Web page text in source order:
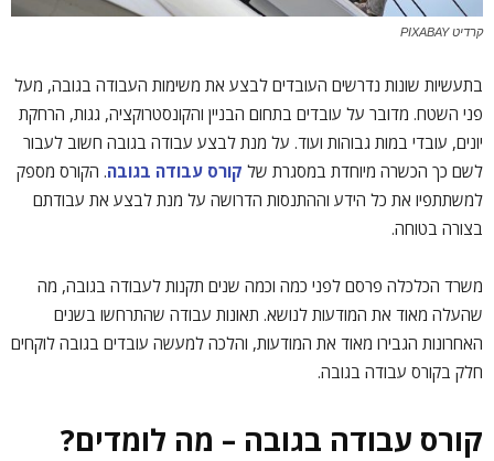
קרדיט PIXABAY
בתעשיות שונות נדרשים העובדים לבצע את משימות העבודה בגובה, מעל
פני השטח. מדובר על עובדים בתחום הבניין והקונסטרוקציה, גגות, הרחקת
יונים, עובדי במות גבוהות ועוד. על מנת לבצע עבודה בגובה חשוב לעבור
לשם כך הכשרה מיוחדת במסגרת של קורס עבודה בגובה. הקורס מספק
למשתתפיו את כל הידע וההתנסות הדרושה על מנת לבצע את עבודתם
בצורה בטוחה.
משרד הכלכלה פרסם לפני כמה וכמה שנים תקנות לעבודה בגובה, מה
שהעלה מאוד את המודעות לנושא. תאונות עבודה שהתרחשו בשנים
האחרונות הגבירו מאוד את המודעות, והלכה למעשה עובדים בגובה לוקחים
חלק בקורס עבודה בגובה.
קורס עבודה בגובה – מה לומדים?